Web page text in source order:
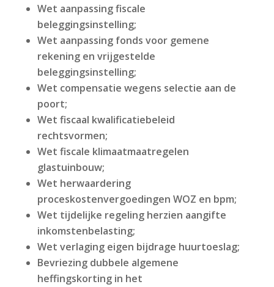
Wet aanpassing fiscale
beleggingsinstelling;
Wet aanpassing fonds voor gemene
rekening en vrijgestelde
beleggingsinstelling;
Wet compensatie wegens selectie aan de
poort;
Wet fiscaal kwalificatiebeleid
rechtsvormen;
Wet fiscale klimaatmaatregelen
glastuinbouw;
Wet herwaardering
proceskostenvergoedingen WOZ en bpm;
Wet tijdelijke regeling herzien aangifte
inkomstenbelasting;
Wet verlaging eigen bijdrage huurtoeslag;
Bevriezing dubbele algemene
heffingskorting in het